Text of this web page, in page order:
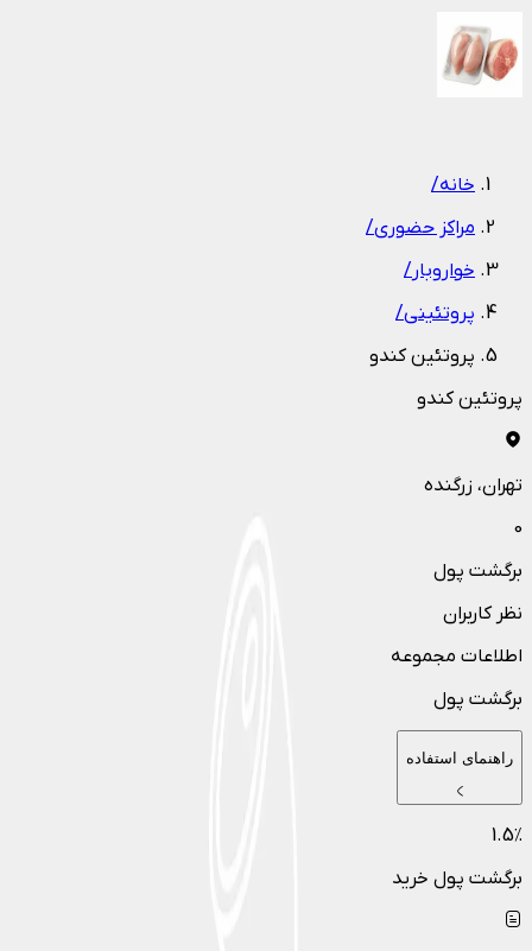
خانه/
مراکز حضوری/
خواروبار/
پروتئینی/
پروتئین کندو
پروتئین کندو
تهران، زرگنده
0
برگشت پول
نظر کاربران
اطلاعات مجموعه
برگشت پول
راهنمای استفاده
1.5٪
برگشت پول خرید